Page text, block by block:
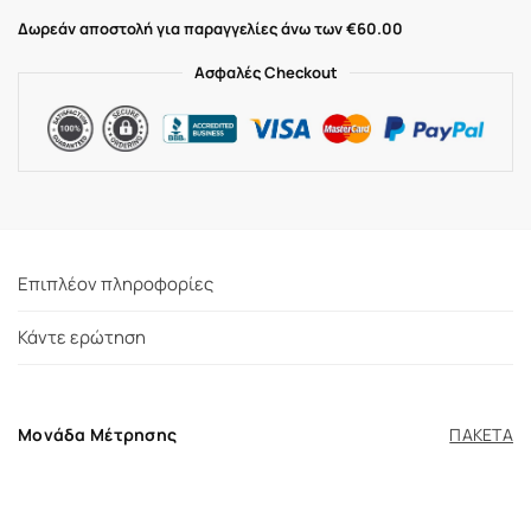
Δωρεάν αποστολή για παραγγελίες άνω των €60.00
Ασφαλές Checkout
Επιπλέον πληροφορίες
Κάντε ερώτηση
Μονάδα Μέτρησης ΠΑΚΕΤΑ